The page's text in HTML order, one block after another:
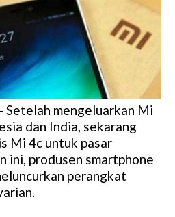
Setelah mengeluarkan Mi
dan India, sekarang
Mi 4c untuk pasar
ini, produsen smartphone
perangkat